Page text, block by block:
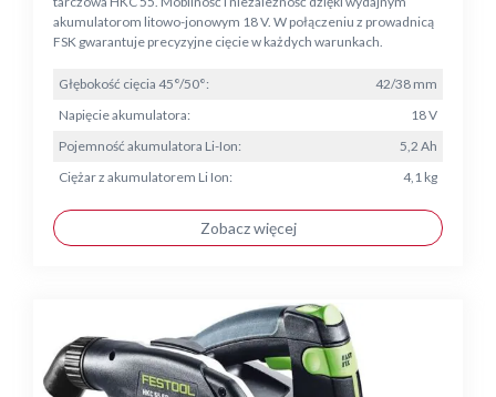
akumulatorom litowo-jonowym 18 V. W połączeniu z prowadnicą
FSK gwarantuje precyzyjne cięcie w każdych warunkach.
Głębokość cięcia 45°/50°:
42/38 mm
Napięcie akumulatora:
18 V
Pojemność akumulatora Li-Ion:
5,2 Ah
Ciężar z akumulatorem Li Ion:
4,1 kg
Zobacz więcej